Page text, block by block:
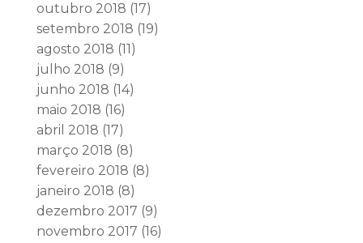
outubro 2018 (17)
setembro 2018 (19)
agosto 2018 (11)
julho 2018 (9)
junho 2018 (14)
maio 2018 (16)
abril 2018 (17)
março 2018 (8)
fevereiro 2018 (8)
janeiro 2018 (8)
dezembro 2017 (9)
novembro 2017 (16)